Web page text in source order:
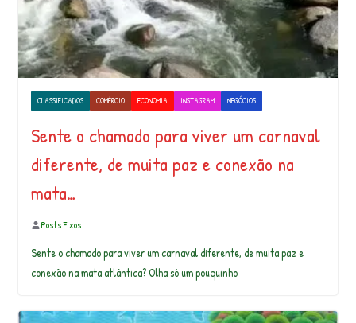
CLASSIFICADOS COMÉRCIO ECONOMIA INSTAGRAM NEGÓCIOS
Sente o chamado para viver um carnaval
diferente, de muita paz e conexão na
mata…
Posts Fixos
Sente o chamado para viver um carnaval diferente, de muita paz e
conexão na mata atlântica? Olha só um pouquinho